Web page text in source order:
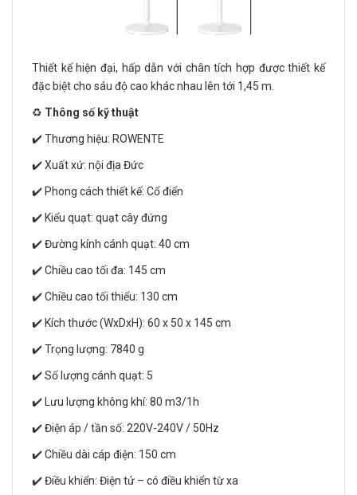
Thiết kế hiện đại, hấp dẫn với chân tích hợp được thiết kế
đặc biệt cho sáu độ cao khác nhau lên tới 1,45 m.
♻️ Thông số kỹ thuật
✔️ Thương hiệu: ROWENTE
✔️ Xuất xứ: nội địa Đức
✔️ Phong cách thiết kế: Cổ điển
✔️ Kiểu quạt: quạt cây đứng
✔️ Đường kính cánh quạt: 40 cm
✔️ Chiều cao tối đa: 145 cm
✔️ Chiều cao tối thiểu: 130 cm
✔️ Kích thước (WxDxH): 60 x 50 x 145 cm
✔️ Trọng lượng: 7840 g
✔️ Số lượng cánh quạt: 5
✔️ Lưu lượng không khí: 80 m3/1h
✔️ Điện áp / tần số: 220V-240V / 50Hz
✔️ Chiều dài cáp điện: 150 cm
✔️ Điều khiển: Điện tử – có điều khiển từ xa